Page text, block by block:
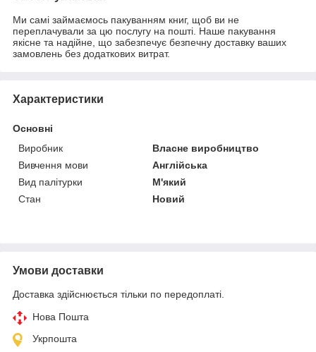
Ми самі займаємось пакуванням книг, щоб ви не
переплачували за цю послугу на пошті. Наше пакування
якісне та надійне, що забезпечує безпечну доставку ваших
замовлень без додаткових витрат.
Характеристики
Основні
Виробник
Власне виробництво
Вивчення мови
Англійська
Вид палітурки
М'який
Стан
Новий
Умови доставки
Доставка здійснюється тільки по передоплаті.
Нова Пошта
Укрпошта